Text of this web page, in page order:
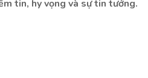
tin, hy vọng và sự tin tưởng.